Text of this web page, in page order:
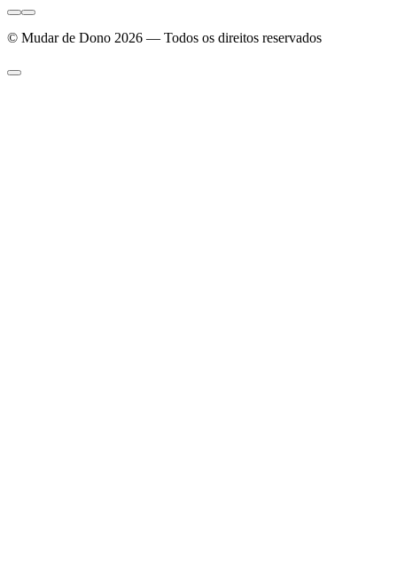
© Mudar de Dono 2026 — Todos os direitos reservados